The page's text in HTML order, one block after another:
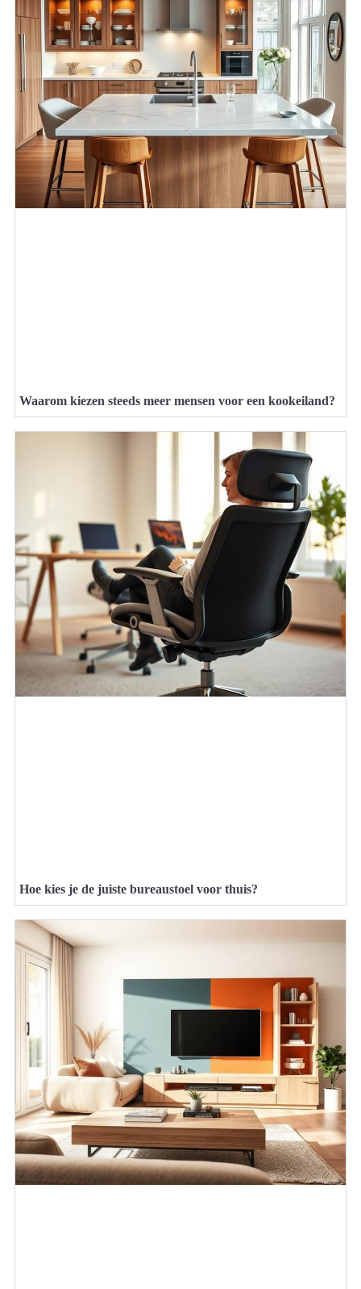
Waarom kiezen steeds meer mensen voor een kookeiland?
Hoe kies je de juiste bureaustoel voor thuis?